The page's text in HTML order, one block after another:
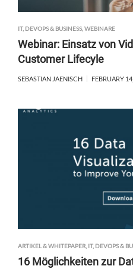
IT, DEVOPS & BUSINESS, WEBINARE
Webinar: Einsatz von
Customer Lifecyle
SEBASTIAN JAENISCH FEBRUARY
ARTIKEL & WHITEPAPER, IT, DEVOPS &
16 Möglichkeiten zur